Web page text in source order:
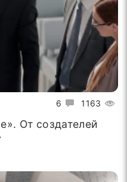
6 1163
От создателей